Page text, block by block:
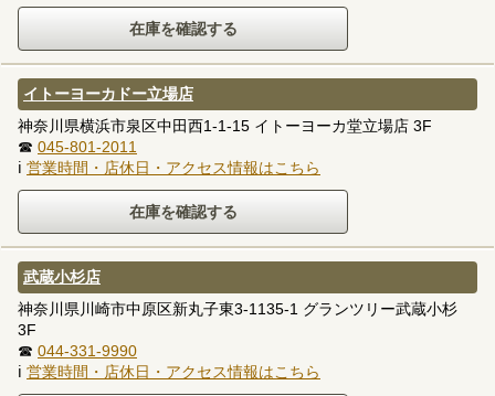
イトーヨーカドー立場店
神奈川県横浜市泉区中田西1-1-15 イトーヨーカ堂立場店 3F
☎ 045-801-2011
ℹ 営業時間・店休日・アクセス情報はこちら
武蔵小杉店
神奈川県川崎市中原区新丸子東3-1135-1 グランツリー武蔵小杉
3F
☎ 044-331-9990
ℹ 営業時間・店休日・アクセス情報はこちら